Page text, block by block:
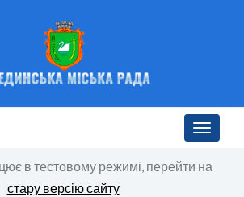
Toggle
в тестовому режимі, перейти на
стару версію сайту